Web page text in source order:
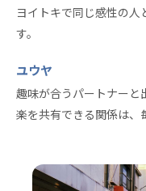
ヨイトキで同じ感性の
す。
ユウヤ
趣味が合うパートナーと
楽を共有できる関係は、